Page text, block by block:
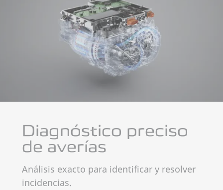
de averías
Análisis exacto para identificar y resolver
incidencias.